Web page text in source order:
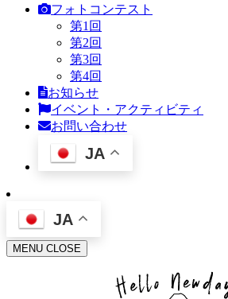
フォトコンテスト
第1回
第2回
第3回
第4回
お知らせ
イベント・アクティビティ
お問い合わせ
JA
JA
MENU CLOSE